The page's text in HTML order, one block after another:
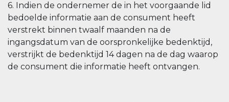
6. Indien de ondernemer de in het voorgaande lid
bedoelde informatie aan de consument heeft
verstrekt binnen twaalf maanden na de
ingangsdatum van de oorspronkelijke bedenktijd,
verstrijkt de bedenktijd 14 dagen na de dag waarop
de consument die informatie heeft ontvangen.